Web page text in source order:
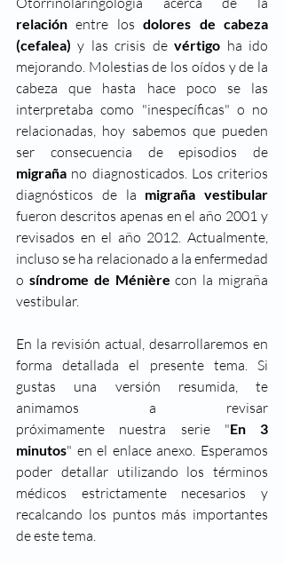
relación entre los dolores de cabeza
(cefalea) y las crisis de vértigo ha ido
mejorando. Molestias de los oídos y de la
cabeza que hasta hace poco se las
interpretaba como "inespecíficas" o no
relacionadas, hoy sabemos que pueden
migraña no diagnosticados. Los criterios
diagnósticos de la migraña vestibular
fueron descritos apenas en el año 2001 y
revisados en el año 2012. Actualmente,
incluso se ha relacionado a la enfermedad
o síndrome de Ménière con la migraña
vestibular.
En la revisión actual, desarrollaremos en
forma detallada el presente tema. Si
gustas una versión resumida, te
animamos a revisar
próximamente nuestra serie "En 3
minutos" en el enlace anexo. Esperamos
poder detallar utilizando los términos
médicos estrictamente necesarios y
recalcando los puntos más importantes
de este tema.